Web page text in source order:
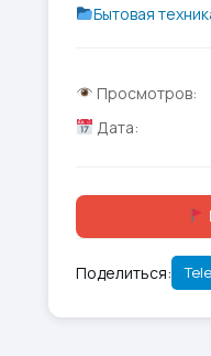
Бытовая
Просмотров:
Дата:
Поделиться: